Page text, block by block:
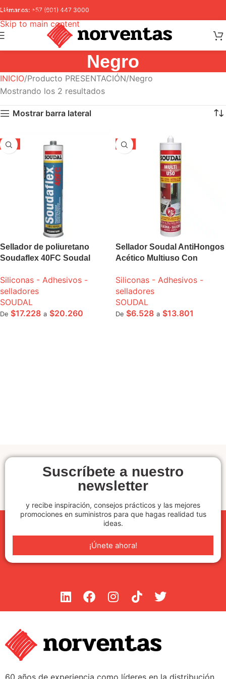
Skip to navigation
Skip to main content
Llámanos: +57 (601) 447 3000
Negro
INICIO Producto PRESENTACIÓN Negro
Mostrando los 2 resultados
Mostrar barra lateral
-5%
Sellador de poliuretano
Soudaflex 40FC Soudal
Siliconas - Adhesivos -
selladores
SOUDAL
De $17.228 a $20.260
-5%
Sellador Soudal AntiHongos
Acético Multiuso Con
Siliconas - Adhesivos -
selladores
SOUDAL
De $6.528 a $13.801
Suscríbete a nuestro
newsletter
y recibe inspiración, consejos prácticos y las mejores
promociones en suministros para que hagas realidad tus
ideas.
¡Únete ahora!
60 años de experiencia como líderes en la distribución